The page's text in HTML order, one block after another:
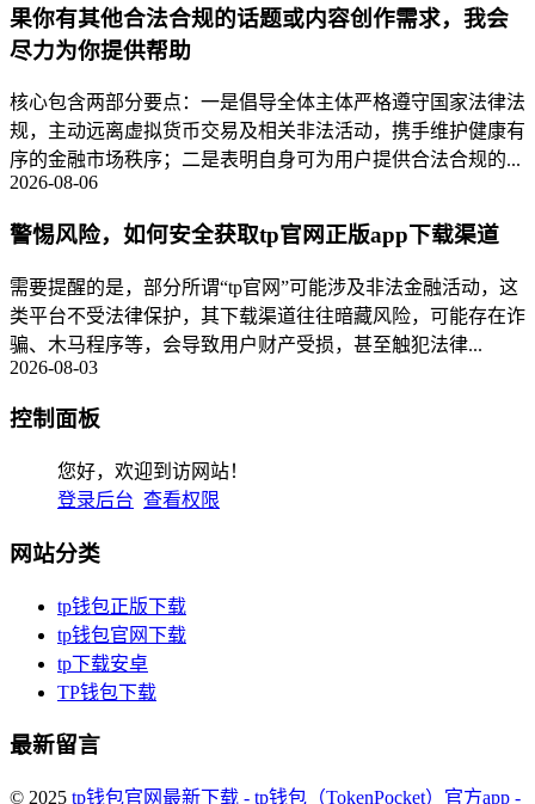
果你有其他合法合规的话题或内容创作需求，我会
尽力为你提供帮助
核心包含两部分要点：一是倡导全体主体严格遵守国家法律法
规，主动远离虚拟货币交易及相关非法活动，携手维护健康有
序的金融市场秩序；二是表明自身可为用户提供合法合规的...
2026-08-06
警惕风险，如何安全获取tp官网正版app下载渠道
需要提醒的是，部分所谓“tp官网”可能涉及非法金融活动，这
类平台不受法律保护，其下载渠道往往暗藏风险，可能存在诈
骗、木马程序等，会导致用户财产受损，甚至触犯法律...
2026-08-03
控制面板
您好，欢迎到访网站！
登录后台 查看权限
网站分类
tp钱包正版下载
tp钱包官网下载
tp下载安卓
TP钱包下载
最新留言
© 2025 tp钱包官网最新下载 - tp钱包（TokenPocket）官方app -